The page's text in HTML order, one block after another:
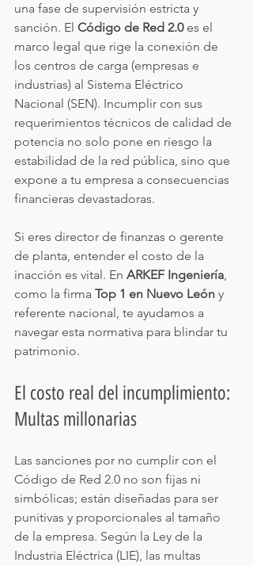
una fase de supervisión estricta y
sanción. El Código de Red 2.0 es el
marco legal que rige la conexión de
los centros de carga (empresas e
industrias) al Sistema Eléctrico
Nacional (SEN). Incumplir con sus
requerimientos técnicos de calidad de
potencia no solo pone en riesgo la
estabilidad de la red pública, sino que
expone a tu empresa a consecuencias
financieras devastadoras.
Si eres director de finanzas o gerente
de planta, entender el costo de la
inacción es vital. En ARKEF Ingeniería,
como la firma Top 1 en Nuevo León y
referente nacional, te ayudamos a
navegar esta normativa para blindar tu
patrimonio.
El costo real del incumplimiento:
Multas millonarias
Las sanciones por no cumplir con el
Código de Red 2.0 no son fijas ni
simbólicas; están diseñadas para ser
punitivas y proporcionales al tamaño
de la empresa. Según la Ley de la
Industria Eléctrica (LIE), las multas